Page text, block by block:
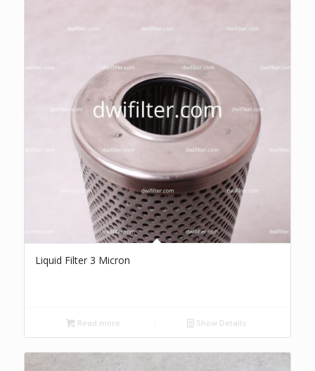
Liquid Filter 3 Micron
Read more Show Details